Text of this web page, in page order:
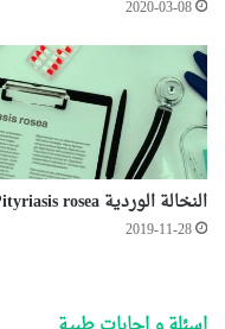
2020-03-08
النخالة الوردية Pityriasis rosea
2019-11-28